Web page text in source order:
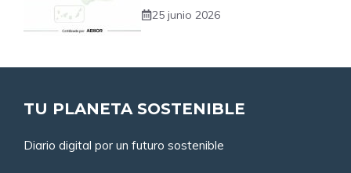
25 junio 2026
TU PLANETA SOSTENIBLE
Diario digital por un futuro sostenible